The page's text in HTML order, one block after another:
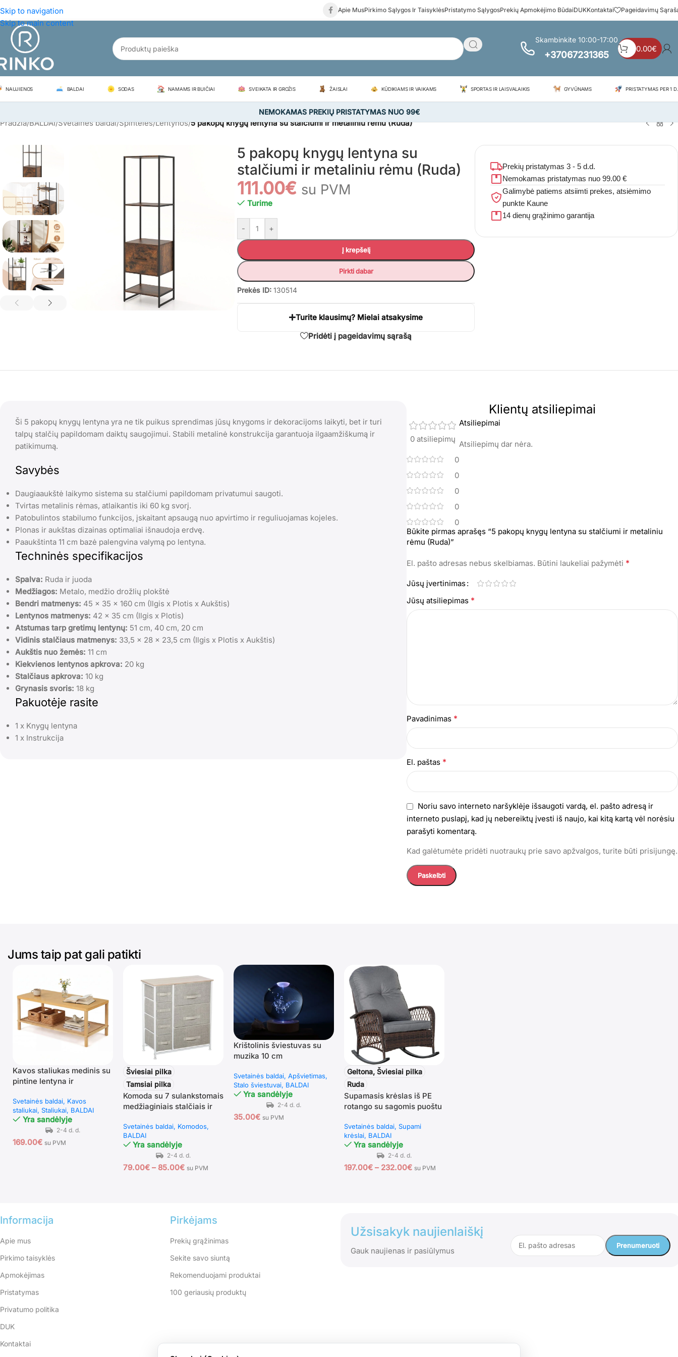
Skip to navigation
Skip to main content
Apie MusPirkimo Sąlygos Ir TaisyklėsPristatymo SąlygosPrekių Apmokėjimo BūdaiDUKKontaktai Pageidavimų
Skambinkite 10:00-17:00
+37067231365
0.00€
NAUJIENOS BALDAI SODAS NAMAMS IR BUIČIAI SVEIKATA IR GROŽIS ŽAISLAI KŪDIKIAMS IR VAIKAMS SPORTAS IR LAISVALAIKIS GYVŪNAMS PRISTATYMAS PER 1
NEMOKAMAS PREKIŲ PRISTATYMAS NUO 99€
Pradžia/BALDAI/Svetainės baldai/Spintelės/Lentynos/5 pakopų knygų lentyna su stalčiumi ir metaliniu rėmu (Ruda)
5 pakopų knygų lentyna su
stalčiumi ir metaliniu rėmu (Ruda)
111.00€ su PVM
Turime
- +
Į krepšelį
Pirkti dabar
Prekės ID: 130514
Turite klausimų? Mielai atsakysime
Pridėti į pageidavimų sąrašą
Prekių pristatymas 3 - 5 d.d.
Nemokamas pristatymas nuo 99.00 €
Galimybė patiems atsiimti prekes, atsiėmimo
punkte Kaune
14 dienų grąžinimo garantija
Ši 5 pakopų knygų lentyna yra ne tik puikus sprendimas jūsų knygoms ir dekoracijoms laikyti, bet ir turi
talpų stalčių papildomam daiktų saugojimui. Stabili metalinė konstrukcija garantuoja ilgaamžiškumą ir
patikimumą.
Savybės
Daugiaaukštė laikymo sistema su stalčiumi papildomam privatumui saugoti.
Tvirtas metalinis rėmas, atlaikantis iki 60 kg svorį.
Patobulintos stabilumo funkcijos, įskaitant apsaugą nuo apvirtimo ir reguliuojamas kojeles.
Plonas ir aukštas dizainas optimaliai išnaudoja erdvę.
Paaukštinta 11 cm bazė palengvina valymą po lentyna.
Techninės specifikacijos
Spalva: Ruda ir juoda
Medžiagos: Metalo, medžio drožlių plokštė
Bendri matmenys: 45 x 35 x 160 cm (Ilgis x Plotis x Aukštis)
Lentynos matmenys: 42 x 35 cm (Ilgis x Plotis)
Atstumas tarp gretimų lentynų: 51 cm, 40 cm, 20 cm
Vidinis stalčiaus matmenys: 33,5 x 28 x 23,5 cm (Ilgis x Plotis x Aukštis)
Aukštis nuo žemės: 11 cm
Kiekvienos lentynos apkrova: 20 kg
Stalčiaus apkrova: 10 kg
Grynasis svoris: 18 kg
Pakuotėje rasite
1 x Knygų lentyna
1 x Instrukcija
Klientų atsiliepimai
0 atsiliepimų
0
0
0
0
0
Atsiliepimai
Atsiliepimų dar nėra.
Būkite pirmas aprašęs “5 pakopų knygų lentyna su stalčiumi ir metaliniu
rėmu (Ruda)”
El. pašto adresas nebus skelbiamas. Būtini laukeliai pažymėti *
Jūsų įvertinimas
Jūsų atsiliepimas *
Pavadinimas *
El. paštas *
Noriu savo interneto naršyklėje išsaugoti vardą, el. pašto adresą ir
interneto puslapį, kad jų nebereiktų įvesti iš naujo, kai kitą kartą vėl norėsiu
parašyti komentarą.
Kad galėtumėte pridėti nuotraukų prie savo apžvalgos, turite būti prisijungę.
Jums taip pat gali patikti
Kavos staliukas medinis su
pintine lentyna ir
(Natūrali)
Svetainės baldai Kavos
staliukai Staliukai BALDAI
Yra sandėlyje
169.00€ su PVM
Šviesiai pilka
Tamsiai pilka
Komoda su 7 sulankstomais
medžiaginiais stalčiais ir
Svetainės baldai Komodos
BALDAI
Yra sandėlyje
79.00€ – 85.00€ su PVM
Krištolinis šviestuvas su
muzika 10 cm
Svetainės baldai Apšvietimas
Stalo šviestuvai BALDAI
Yra sandėlyje
35.00€ su PVM
Geltona, Šviesiai pilka
Ruda
Supamasis krėslas iš PE
rotango su sagomis puoštu
Svetainės baldai Supami
krėslai BALDAI
Yra sandėlyje
197.00€ – 232.00€ su PVM
Informacija
Apie mus
Pirkimo taisyklės
Apmokėjimas
Pristatymas
Privatumo politika
DUK
Kontaktai
Pirkėjams
Prekių grąžinimas
Sekite savo siuntą
Rekomenduojami produktai
100 geriausių produktų
Užsisakyk naujienlaiškį
Gauk naujienas ir pasiūlymus